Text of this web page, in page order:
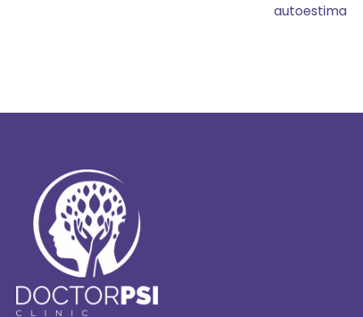
autoestima